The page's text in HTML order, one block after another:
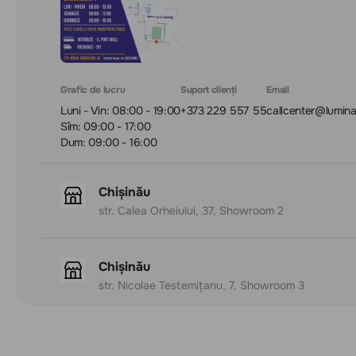
Grafic de lucru
Luni - Vin: 08:00 - 19:00
Sîm: 09:00 - 17:00
Dum: 09:00 - 16:00
Suport clienți
+373 229 557 55
Email
Chișinău
str. Calea Orheiului, 37, Showroom 2
Chișinău
str. Nicolae Testemițanu, 7, Showroom 3